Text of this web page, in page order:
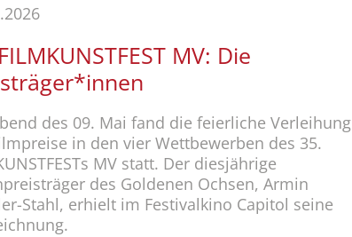
MV: Die
des 09. Mai fand die feierliche Verleihung
in den vier Wettbewerben des 35.
MV statt. Der diesjährige
des Goldenen Ochsen, Armin
Stahl, erhielt im Festivalkino Capitol seine